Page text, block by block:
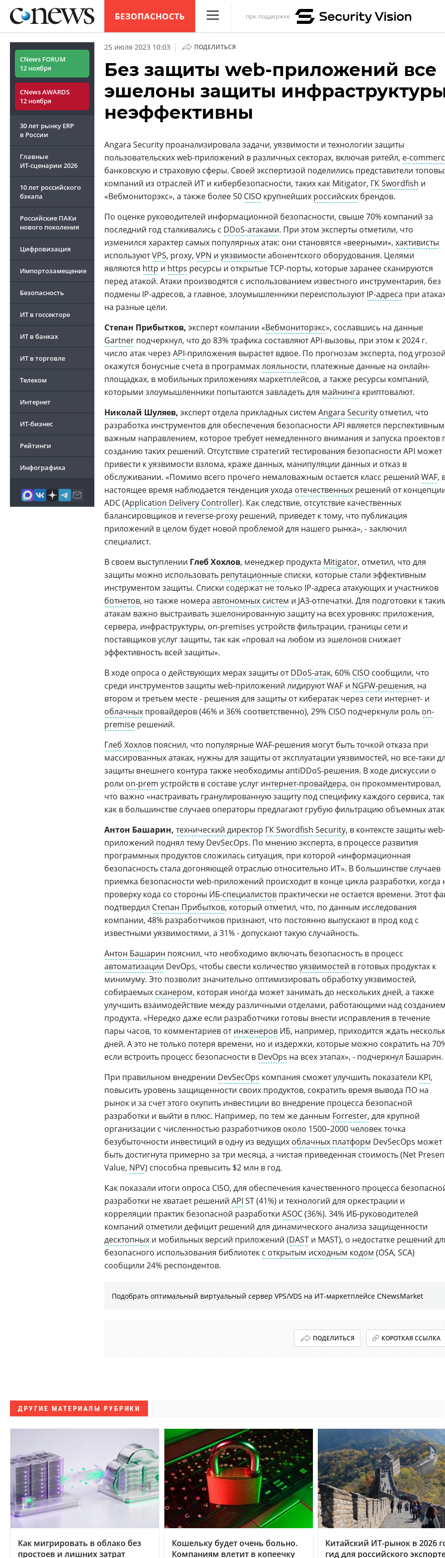
БЕЗОПАСНОСТЬ
Конференции
Маркет
Техника
при поддержке
CNews FORUM
12 ноября
CNews AWARDS
12 ноября
30 лет рынку ERP
в России
Главные
ИТ-сценарии 2026
10 лет российского
бэкапа
Российские ПАКи
нового поколения
Цифровизация
Импортозамещение
Безопасность
ИТ в госсекторе
ИТ в банках
ИТ в торговле
Телеком
Интернет
ИТ-бизнес
Рейтинги
Инфографика
25 июля 2023 10:03 | ПОДЕЛИТЬСЯ
Без защиты web-приложений все
эшелоны защиты
неэффективны
Angara Security проанализировала задачи, уязвимости и технологии защиты
пользовательских web-приложений в различных секторах, включая ритейл, e-
банковскую и страховую сферы. Своей экспертизой поделились представители
компаний из отраслей ИТ и кибербезопасности, таких как Mitigator, ГК Swordfish и
«Вебмониторэкс», а также более 50 CISO крупнейших российских брендов.
По оценке руководителей информационной безопасности, свыше 70% компаний за
последний год сталкивались с DDoS-атаками. При этом эксперты отметили, что
изменился характер самых популярных атак: они становятся «веерными», хактивисты
используютVPS, proxy, VPN и уязвимости абонентского оборудования. Целями
являются http и https ресурсы и открытые TCP-порты, которые заранее сканируются
перед атакой. Атаки производятся с использованием известного инструментария, без
подмены IP-адресов, а главное, злоумышленники переиспользуютIP-адреса при
на разные цели.
Степан Прибытков, эксперт компании «Вебмониторэкс», сославшись на данные
Gartner подчеркнул, что до 83% трафика составляют API-вызовы, при этом к 2024 г.
число атак через API-приложения вырастет вдвое. По прогнозам эксперта, под угрозой
окажутся бонусные счета в программахлояльности, платежные данные на онлайн-
площадках, в мобильных приложениях маркетплейсов, а также ресурсы компаний,
которыми злоумышленники попытаются завладеть для майнинга криптовалют.
Николай Шуляев, эксперт отдела прикладных систем Angara Security отметил, что
разработка инструментов для обеспечения безопасности API является
важным направлением, которое требует немедленного внимания и запуска проектов
созданию таких решений. Отсутствие стратегий тестирования безопасности API может
привести к уязвимости взлома, краже данных, манипуляции данных и отказ в
обслуживании. «Помимо всего прочего немаловажным остается класс решений WAF,
настоящее время наблюдается тенденция ухода отечественных решений от
ADC (Application Delivery Controller). Как следствие, отсутствие качественных
балансировщиков и reverse-proxy решений, приведет к тому, что публикация
приложений в целом будет новой проблемой для нашего рынка», - заключил
специалист.
В своем выступлении Глеб Хохлов, менеджер продукта Mitigator, отметил, что для
защиты можно использовать репутационные списки, которые стали эффективным
инструментом защиты. Списки содержат не только IP-адреса атакующих и участников
ботнетов, но также номера автономных систем и JA3-отпечатки. Для подготовки к
атакам важно выстраивать эшелонированную защиту на всех уровнях: приложения,
сервера, инфраструктуры, on-premises устройств фильтрации, границы сети и
поставщиков услуг защиты, так как «провал на любом из эшелонов снижает
эффективность всей защиты».
В ходе опроса о действующих мерах защиты отDDoS-атак, 60% CISO сообщили, что
среди инструментов защиты web-приложений лидируют WAF и NGFW-решения, на
втором и третьем месте - решения для защиты от кибератак через сети интернет- и
облачных провайдеров (46% и 36% соответственно), 29% CISO подчеркнули роль on-
premise решений.
Глеб Хохлов пояснил, что популярные WAF-решения могут быть точкой отказа при
массированных атаках, нужны для защиты от эксплуатации уязвимостей, но все-таки
защиты внешнего контура также необходимы antiDDoS-решения. В ходе дискуссии о
роли on-prem устройств в составе услуг интернет-провайдера, он прокомментировал,
что важно «настраивать гранулированную защиту под специфику каждого сервиса, так
как в большинстве случаев операторы предлагают грубую фильтрацию объемных
Антон Башарин, технический директор ГК Swordfish Security, в контексте защиты web-
приложений поднял тему DevSecOps. По мнению эксперта, в процессе развития
программных продуктов сложилась ситуация, при которой «информационная
безопасность стала догоняющей отраслью относительно ИТ». В большинстве случаев
приемка безопасности web-приложений происходит в конце цикла разработки, когда
проверку кода со стороны ИБ-специалистов практически не остается времени. Этот
подтвердил Степан Прибытков, который отметил, что, по данным исследования
компании, 48% разработчиков признают, что постоянно выпускают в прод код с
известными уязвимостями, а 31% - допускают такую случайность.
Антон Башарин пояснил, что необходимо включать безопасность в процесс
автоматизации DevOps, чтобы свести количество уязвимостей в готовых продуктах к
минимуму. Это позволит значительно оптимизировать обработку уязвимостей,
собираемых сканером, которая иногда может занимать до нескольких дней, а также
улучшить взаимодействие между различными отделами, работающими над созданием
продукта. «Нередко даже если разработчики готовы внести исправления в течение
пары часов, то комментариев отинженеров ИБ, например, приходится ждать
дней. А это не только потеря времени, но и издержки, которые можно сократить на
если встроить процесс безопасности в DevOps на всех этапах», - подчеркнул Башарин.
При правильном внедрении DevSecOps компания сможет улучшить показатели KPI,
повысить уровень защищенности своих продуктов, сократить время вывода ПО на
рынок и за счет этого окупить инвестиции во внедрение процесса безопасной
разработки и выйти в плюс. Например, по тем же данным Forrester, для крупной
организации с численностью разработчиков около 1500–2000 человек точка
безубыточности инвестиций в одну из ведущих облачных платформ DevSecOps может
быть достигнута примерно за три месяца, а чистая приведенная стоимость (Net
Value, NPV) способна превысить $2 млн в год.
Как показали итоги опроса CISO, для обеспечения качественного процесса
разработки не хватает решений API ST (41%) и технологий для оркестрации и
корреляции практик безопасной разработки ASOC(36%). 34% ИБ-руководителей
компаний отметили дефицит решений для динамического анализа защищенности
десктопных и мобильных версий приложений (DAST и MAST), о недостатке решений
безопасного использования библиотек с открытым исходным кодом (OSA, SCA)
сообщили 24% респондентов.
Подобрать оптимальный виртуальный сервер VPS/VDS на ИТ-маркетплейсе CNewsMarket
ПОДЕЛИТЬСЯ КОРОТКАЯ ССЫЛКА
ДРУГИЕ МАТЕРИАЛЫ РУБРИКИ
Как мигрировать в облако без
простоев и лишних затрат
Кошельку будет очень больно.
Компаниям влетит в копеечку
Китайский ИТ-рынок в 2026
гид для российского